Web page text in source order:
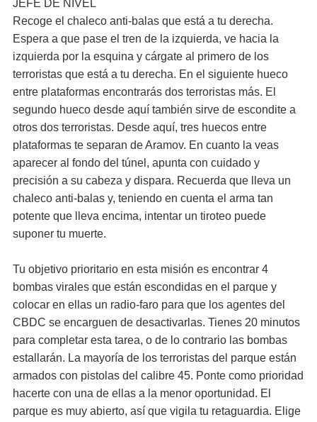
JEFE DE NIVEL
Recoge el chaleco anti-balas que está a tu derecha.
Espera a que pase el tren de la izquierda, ve hacia la
izquierda por la esquina y cárgate al primero de los
terroristas que está a tu derecha. En el siguiente hueco
entre plataformas encontrarás dos terroristas más. El
segundo hueco desde aquí también sirve de escondite a
otros dos terroristas. Desde aquí, tres huecos entre
plataformas te separan de Aramov. En cuanto la veas
aparecer al fondo del túnel, apunta con cuidado y
precisión a su cabeza y dispara. Recuerda que lleva un
chaleco anti-balas y, teniendo en cuenta el arma tan
potente que lleva encima, intentar un tiroteo puede
suponer tu muerte.
Tu objetivo prioritario en esta misión es encontrar 4
bombas virales que están escondidas en el parque y
colocar en ellas un radio-faro para que los agentes del
CBDC se encarguen de desactivarlas. Tienes 20 minutos
para completar esta tarea, o de lo contrario las bombas
estallarán. La mayoría de los terroristas del parque están
armados con pistolas del calibre 45. Ponte como prioridad
hacerte con una de ellas a la menor oportunidad. El
parque es muy abierto, así que vigila tu retaguardia. Elige